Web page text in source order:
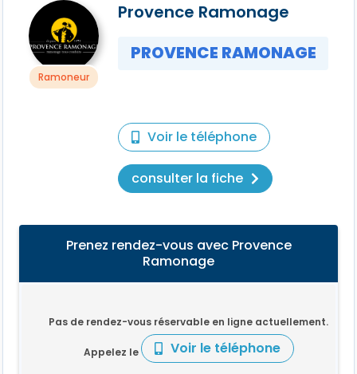
Ramoneur
Provence Ramonage
PROVENCE RAMONAGE
Voir le téléphone
consulter la fiche
Prenez rendez-vous avec Provence
Ramonage
Pas de rendez-vous réservable en ligne actuellement.
Appelez le Voir le téléphone